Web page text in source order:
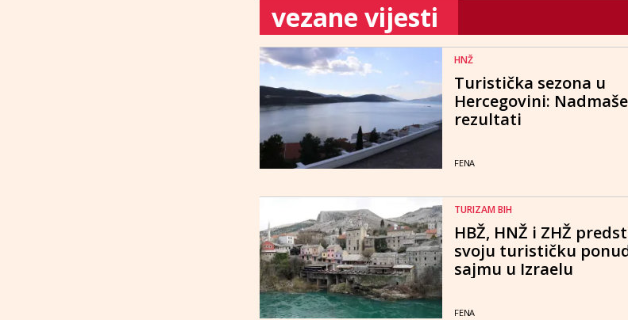
vezane vijesti
HNŽ
Turistička sezona u
Hercegovini:
rezultati
FENA
TURIZAM BIH
HBŽ, HNŽ i ZHŽ
svoju turističku
sajmu u Izraelu
FENA